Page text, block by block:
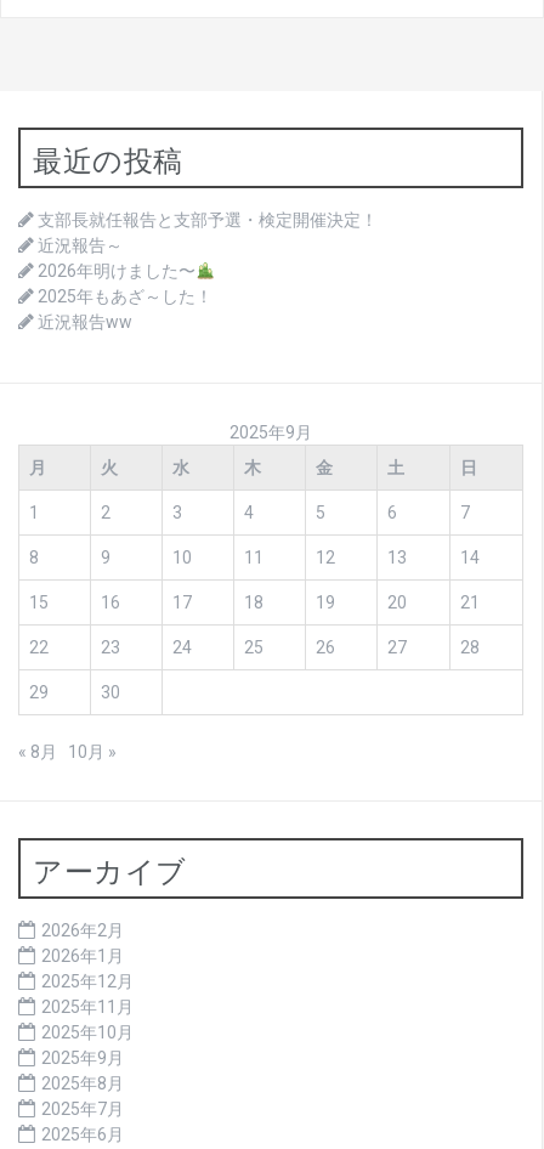
最近の投稿
支部長就任報告と支部予選・検定開催決定！
近況報告～
2026年明けました〜
2025年もあざ～した！
近況報告ww
2025年9月
月
火 水 木 金 土 日
1 2 3 4 5 6 7
8 9 10 11 12 13 14
15 16 17 18 19 20 21
22 23 24 25 26 27 28
29 30
« 8月 10月 »
アーカイブ
2026年2月
2026年1月
2025年12月
2025年11月
2025年10月
2025年9月
2025年8月
2025年7月
2025年6月